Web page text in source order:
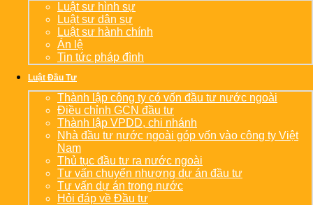
Luật sư hình sự
Luật sư dân sự
Luật sư hành chính
Án lệ
Tin tức pháp đình
Luật Đầu Tư
Thành lập công ty có vốn đầu tư nước ngoài
Điều chỉnh GCN đầu tư
Thành lập VPDD, chi nhánh
Nhà đầu tư nước ngoài góp vốn vào công ty Việt
Nam
Thủ tục đầu tư ra nước ngoài
Tư vấn chuyển nhượng dự án đầu tư
Tư vấn dự án trong nước
Hỏi đáp về Đầu tư